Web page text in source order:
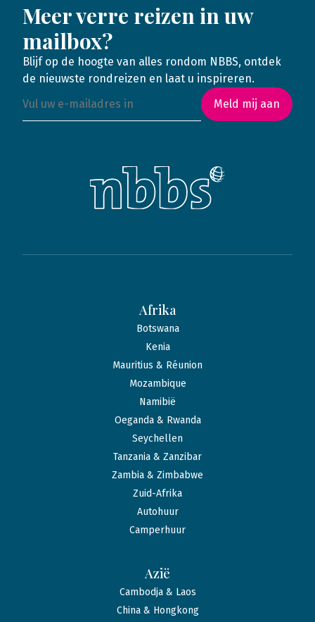
Meer verre reizen in uw
mailbox?
Blijf op de hoogte van alles rondom NBBS, ontdek
de nieuwste rondreizen en laat u inspireren.
Meld mij aan
Afrika
Botswana
Kenia
Mauritius & Réunion
Mozambique
Namibië
Oeganda & Rwanda
Seychellen
Tanzania & Zanzibar
Zambia & Zimbabwe
Zuid-Afrika
Autohuur
Camperhuur
Azië
Cambodja & Laos
China & Hongkong